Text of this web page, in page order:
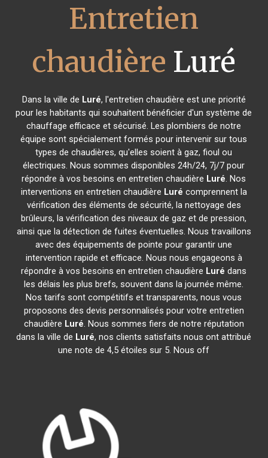
Entretien
chaudière Luré
Dans la ville de Luré, l'entretien chaudière est une priorité
pour les habitants qui souhaitent bénéficier d'un système de
chauffage efficace et sécurisé. Les plombiers de notre
équipe sont spécialement formés pour intervenir sur tous
types de chaudières, qu'elles soient à gaz, fioul ou
électriques. Nous sommes disponibles 24h/24, 7j/7 pour
répondre à vos besoins en entretien chaudière Luré. Nos
interventions en entretien chaudière Luré comprennent la
vérification des éléments de sécurité, la nettoyage des
brûleurs, la vérification des niveaux de gaz et de pression,
ainsi que la détection de fuites éventuelles. Nous travaillons
avec des équipements de pointe pour garantir une
intervention rapide et efficace. Nous nous engageons à
répondre à vos besoins en entretien chaudière Luré dans
les délais les plus brefs, souvent dans la journée même.
Nos tarifs sont compétitifs et transparents, nous vous
proposons des devis personnalisés pour votre entretien
chaudière Luré. Nous sommes fiers de notre réputation
dans la ville de Luré, nos clients satisfaits nous ont attribué
une note de 4,5 étoiles sur 5. Nous off